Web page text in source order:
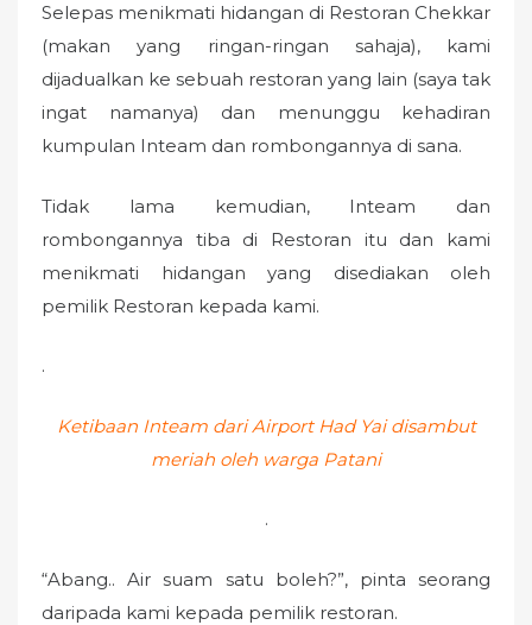
Selepas menikmati hidangan di Restoran Chekkar
(makan yang ringan-ringan sahaja), kami
dijadualkan ke sebuah restoran yang lain (saya tak
ingat namanya) dan menunggu kehadiran
kumpulan Inteam dan rombongannya di sana.
Tidak lama kemudian, Inteam dan
rombongannya tiba di Restoran itu dan kami
menikmati hidangan yang disediakan oleh
pemilik Restoran kepada kami.
.
Ketibaan Inteam dari Airport Had Yai disambut
meriah oleh warga Patani
.
“Abang.. Air suam satu boleh?”, pinta seorang
daripada kami kepada pemilik restoran.